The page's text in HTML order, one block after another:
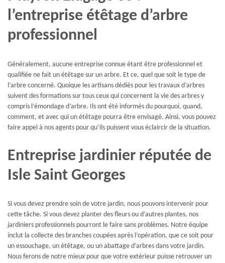
l’entreprise étêtage d’arbre
professionnel
Généralement, aucune entreprise connue étant être professionnel et
qualifiée ne fait un étêtage sur un arbre. Et ce, quel que soit le type de
l’arbre concerné. Quoique les artisans dédiés pour les travaux d’arbres
suivent des formations sur tous ceux qui concernent la vie des arbres y
compris l’émondage d’arbre. Ils ont été informés du pourquoi, quand,
comment, et avec qui un étêtage pourra être envisagé. Ainsi, vous pouvez
faire appel à nos agents pour qu’ils puissent vous éclaircir de la situation.
Entreprise jardinier réputée de
Isle Saint Georges
Si vous devez prendre soin de votre jardin, nous pouvons intervenir pour
cette tâche. Si vous devez planter des fleurs ou d’autres plantes, nos
jardiniers professionnels pourront le faire sans problèmes. Notre équipe
inclut la collecte des branches coupées après l’opération, que ce soit pour
un essouchage, un étêtage, ou un abattage d’arbres dans votre jardin.
Nous ferons de notre mieux pour que votre extérieur puisse retrouver un